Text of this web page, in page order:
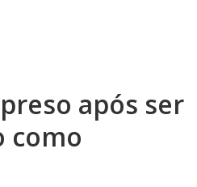
após ser
como